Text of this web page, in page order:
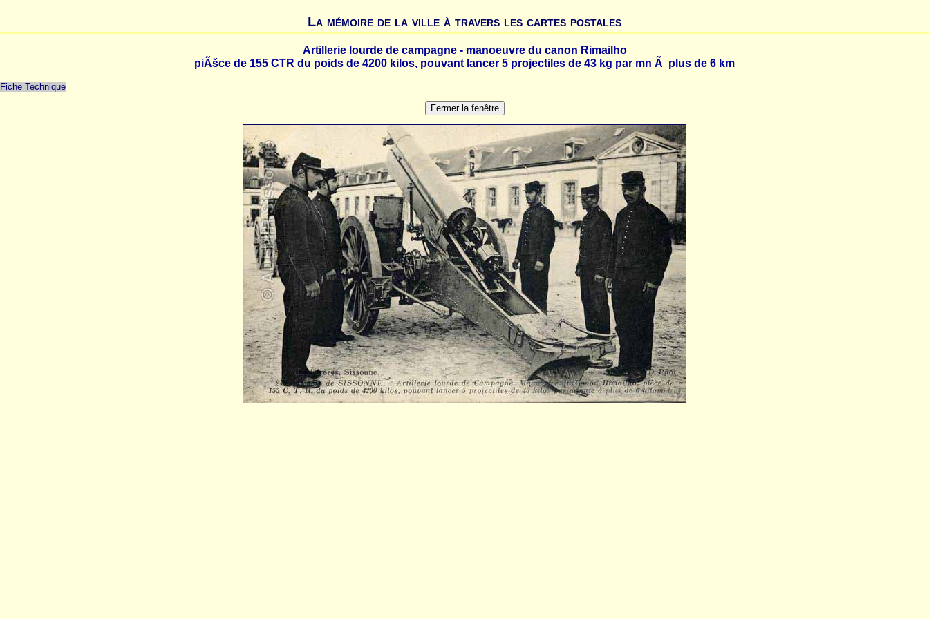
La mémoire de la ville à travers les cartes postales
Artillerie lourde de campagne - manoeuvre du canon Rimailho
piÃšce de 155 CTR du poids de 4200 kilos, pouvant lancer 5 projectiles de 43 kg par mn Ã plus de 6 km
Fiche Technique